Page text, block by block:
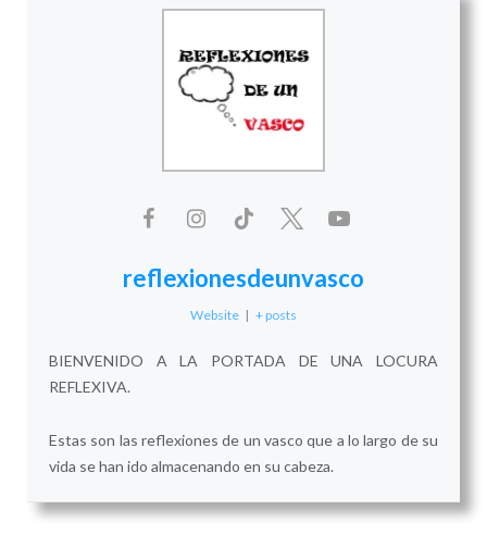
reflexionesdeunvasco
Website | + posts
BIENVENIDO A LA PORTADA DE UNA LOCURA
REFLEXIVA.
Estas son las reflexiones de un vasco que a lo largo de su
vida se han ido almacenando en su cabeza.